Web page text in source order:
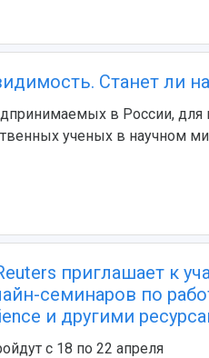
Станет ли
в России, для
ученых в научном
приглашает к
семинаров по
и другими
с 18 по 22 апреля